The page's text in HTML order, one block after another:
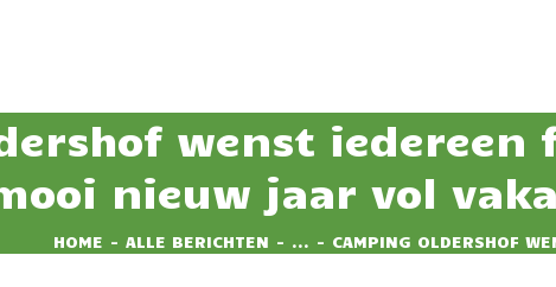
wenst iedereen
nieuw jaar vol
HOME ALLE BERICHTEN ... CAMPING OLDERSHOF
TARIEVEN
IMPRESSIE
CONTACT